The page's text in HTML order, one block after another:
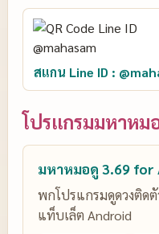
สแกน Line ID :
โปรแกรมมหาหม
มหาหมอดู 3.69 for
พกโปรแกรมดูดวงติด
แท็บเล็ต Android